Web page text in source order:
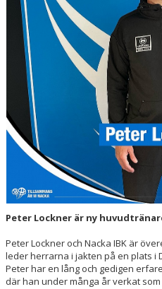
Peter Lockner är ny
Peter Lockner och Nacka IBK är
leder herrarna i jakten på en plats i
Peter har en lång och gedigen
där han under många år verkat